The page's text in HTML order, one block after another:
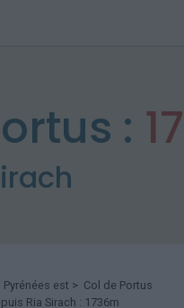
:
Pyrénées est > Col de Portus
Ria Sirach : 1736m